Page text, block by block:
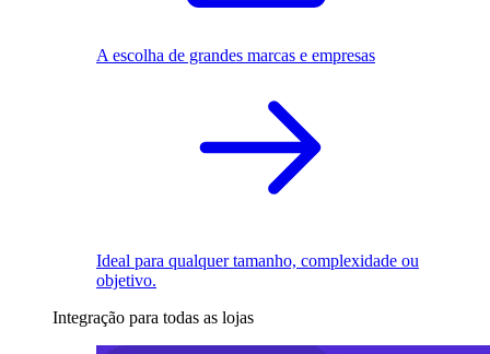
A escolha de grandes marcas e empresas
Ideal para qualquer tamanho, complexidade ou
objetivo.
Integração para todas as lojas